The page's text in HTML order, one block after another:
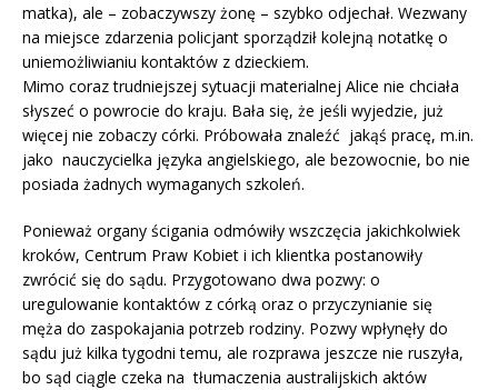
matka), ale – zobaczywszy żonę – szybko odjechał. Wezwany
na miejsce zdarzenia policjant sporządził kolejną notatkę o
uniemożliwianiu kontaktów z dzieckiem.
Mimo coraz trudniejszej sytuacji materialnej Alice nie chciała
słyszeć o powrocie do kraju. Bała się, że jeśli wyjedzie, już
więcej nie zobaczy córki. Próbowała znaleźć jakąś pracę, m.in.
jako nauczycielka języka angielskiego, ale bezowocnie, bo nie
posiada żadnych wymaganych szkoleń.
Ponieważ organy ścigania odmówiły wszczęcia jakichkolwiek
kroków, Centrum Praw Kobiet i ich klientka postanowiły
zwrócić się do sądu. Przygotowano dwa pozwy: o
uregulowanie kontaktów z córką oraz o przyczynianie się
męża do zaspokajania potrzeb rodziny. Pozwy wpłynęły do
sądu już kilka tygodni temu, ale rozprawa jeszcze nie ruszyła,
bo sąd ciągle czeka na tłumaczenia australijskich aktów